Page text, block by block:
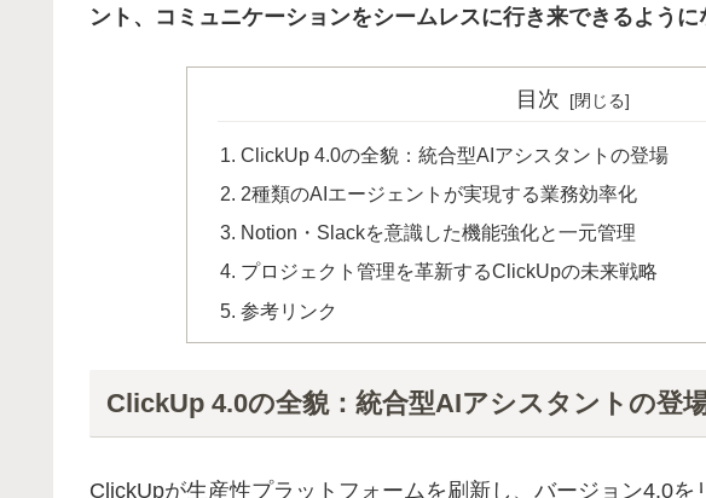
ント、コミュニケーションをシームレスに行き来できるように
目次
ClickUp 4.0の全貌：統合型AIアシスタントの登場
2種類のAIエージェントが実現する業務効率化
Notion・Slackを意識した機能強化と一元管理
プロジェクト管理を革新するClickUpの未来戦略
参考リンク
ClickUp 4.0の全貌：統合型AIアシスタントの登
ClickUpが生産性プラットフォームを刷新し、バージョン4.0